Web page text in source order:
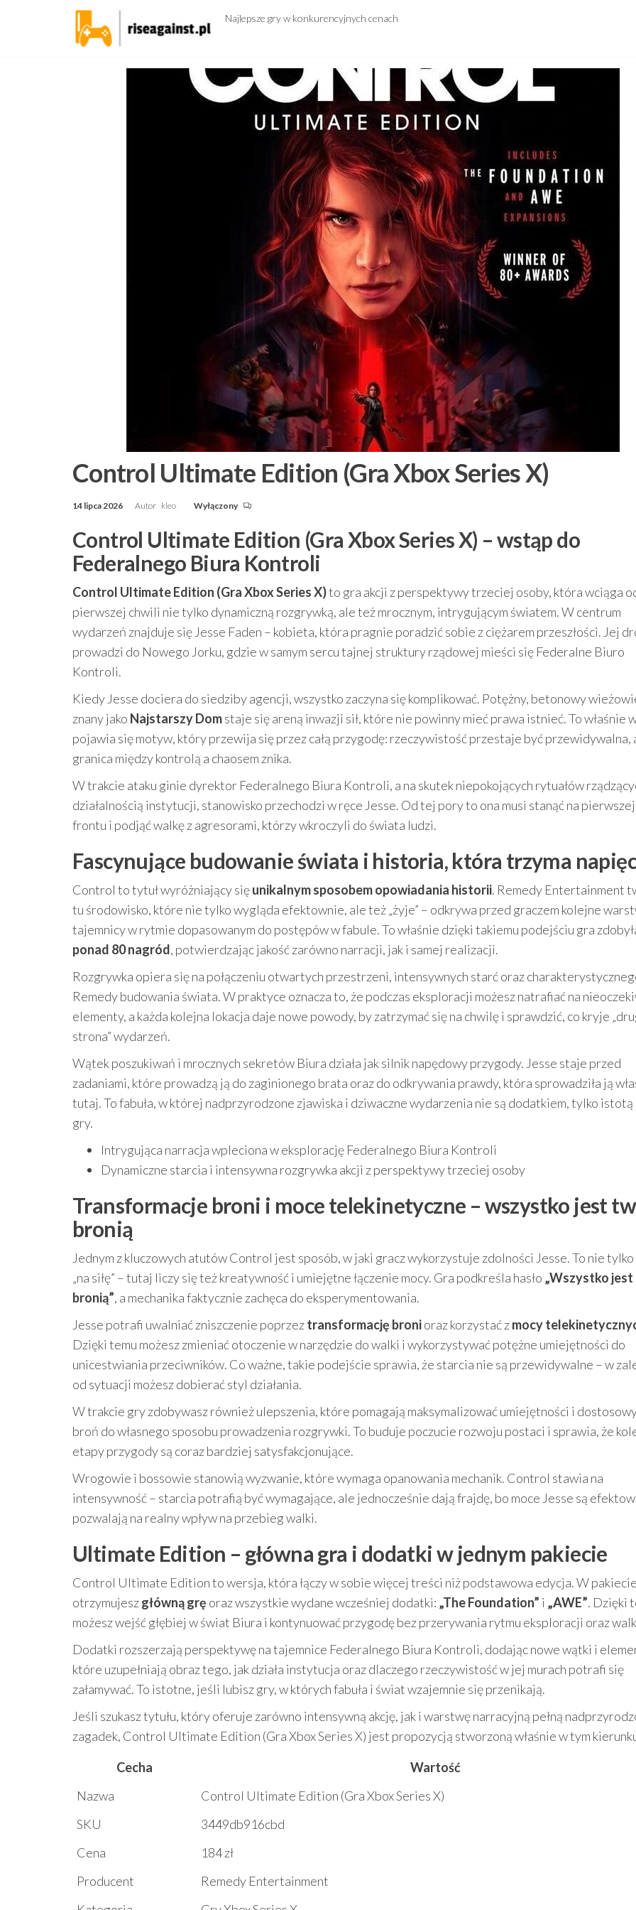
Najlepsze gry w konkurencyjnych cenach
Control Ultimate Edition (Gra Xbox Series X)
14 lipca 2026 Autor kleo Wyłączony
Control Ultimate Edition (Gra Xbox Series X) – wstąp do
Federalnego Biura Kontroli
Control Ultimate Edition (Gra Xbox Series X)to gra akcji z perspektywy trzeciej osoby, która wciąga
pierwszej chwili nie tylko dynamiczną rozgrywką, ale też mrocznym, intrygującym światem. W centrum
wydarzeń znajduje się Jesse Faden – kobieta, która pragnie poradzić sobie z ciężarem przeszłości. Jej
prowadzi do Nowego Jorku, gdzie w samym sercu tajnej struktury rządowej mieści się Federalne Biuro
Kontroli.
Kiedy Jesse dociera do siedziby agencji, wszystko zaczyna się komplikować. Potężny, betonowy
znany jako Najstarszy Domstaje się areną inwazji sił, które nie powinny mieć prawa istnieć. To właśnie
pojawia się motyw, który przewija się przez całą przygodę: rzeczywistość przestaje być przewidywalna,
granica między kontrolą a chaosem znika.
W trakcie ataku ginie dyrektor Federalnego Biura Kontroli, a na skutek niepokojących rytuałów
działalnością instytucji, stanowisko przechodzi w ręce Jesse. Od tej pory to ona musi stanąć na
frontu i podjąć walkę z agresorami, którzy wkroczyli do świata ludzi.
Fascynujące budowanie świata i historia, która trzyma
Control to tytuł wyróżniający sięunikalnym sposobem opowiadania historii. Remedy Entertainment
tu środowisko, które nie tylko wygląda efektownie, ale też „żyje” – odkrywa przed graczem kolejne
tajemnicy w rytmie dopasowanym do postępów w fabule. To właśnie dzięki takiemu podejściu gra
ponad 80 nagród, potwierdzając jakość zarówno narracji, jak i samej realizacji.
Rozgrywka opiera się na połączeniu otwartych przestrzeni, intensywnych starć oraz
Remedy budowania świata. W praktyce oznacza to, że podczas eksploracji możesz natrafiać na
elementy, a każda kolejna lokacja daje nowe powody, by zatrzymać się na chwilę i sprawdzić, co kryje
strona” wydarzeń.
Wątek poszukiwań i mrocznych sekretów Biura działa jak silnik napędowy przygody. Jesse staje przed
zadaniami, które prowadzą ją do zaginionego brata oraz do odkrywania prawdy, która sprowadziła ją
tutaj. To fabuła, w której nadprzyrodzone zjawiska i dziwaczne wydarzenia nie są dodatkiem, tylko
gry.
Intrygująca narracja wpleciona w eksplorację Federalnego Biura Kontroli
Dynamiczne starcia i intensywna rozgrywka akcji z perspektywy trzeciej osoby
Transformacje broni i moce telekinetyczne – wszystko jest
bronią
Jednym z kluczowych atutów Control jest sposób, w jaki gracz wykorzystuje zdolności Jesse. To nie tylko
„na siłę” – tutaj liczy się też kreatywność i umiejętne łączenie mocy. Gra podkreśla hasło „Wszystko
bronią”, a mechanika faktycznie zachęca do eksperymentowania.
Jesse potrafi uwalniać zniszczenie poprzeztransformację bronioraz korzystać zmocy
Dzięki temu możesz zmieniać otoczenie w narzędzie do walki i wykorzystywać potężne umiejętności do
unicestwiania przeciwników. Co ważne, takie podejście sprawia, że starcia nie są przewidywalne – w
od sytuacji możesz dobierać styl działania.
W trakcie gry zdobywasz również ulepszenia, które pomagają maksymalizować umiejętności i
broń do własnego sposobu prowadzenia rozgrywki. To buduje poczucie rozwoju postaci i sprawia, że
etapy przygody są coraz bardziej satysfakcjonujące.
Wrogowie i bossowie stanowią wyzwanie, które wymaga opanowania mechanik. Control stawia na
intensywność – starcia potrafią być wymagające, ale jednocześnie dają frajdę, bo moce Jesse są
pozwalają na realny wpływ na przebieg walki.
Ultimate Edition – główna gra i dodatki w jednym pakiecie
Control Ultimate Edition to wersja, która łączy w sobie więcej treści niż podstawowa edycja. W pakiecie
otrzymujeszgłówną grę oraz wszystkie wydane wcześniej dodatki: „The Foundation” i „AWE”. Dzięki
możesz wejść głębiej w świat Biura i kontynuować przygodę bez przerywania rytmu eksploracji oraz
Dodatki rozszerzają perspektywę na tajemnice Federalnego Biura Kontroli, dodając nowe wątki i
które uzupełniają obraz tego, jak działa instytucja oraz dlaczego rzeczywistość w jej murach potrafi się
załamywać. To istotne, jeśli lubisz gry, w których fabuła i świat wzajemnie się przenikają.
Jeśli szukasz tytułu, który oferuje zarówno intensywną akcję, jak i warstwę narracyjną pełną
zagadek, Control Ultimate Edition (Gra Xbox Series X) jest propozycją stworzoną właśnie w tym
Cecha
Wartość
Nazwa
Control Ultimate Edition (Gra Xbox Series X)
SKU
3449db916cbd
Cena
184 zł
Producent
Remedy Entertainment